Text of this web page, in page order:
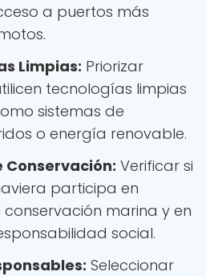
a puertos más
Limpias: Priorizar
tecnologías limpias
sistemas de
o energía renovable.
Conservación: Verificar si
participa en
marina y en
social.
Seleccionar